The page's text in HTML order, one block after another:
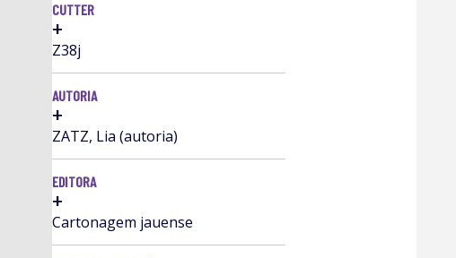
CUTTER
+
Z38j
AUTORIA
+
ZATZ, Lia (autoria)
EDITORA
+
Cartonagem jauense